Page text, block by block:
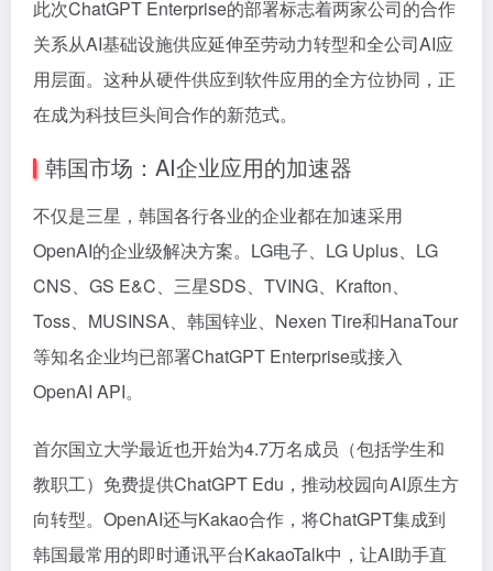
此次ChatGPT Enterprise的部署标志着两家公司的合作
关系从AI基础设施供应延伸至劳动力转型和全公司AI应
用层面。这种从硬件供应到软件应用的全方位协同，正
在成为科技巨头间合作的新范式。
韩国市场：AI企业应用的加速器
不仅是三星，韩国各行各业的企业都在加速采用
OpenAI的企业级解决方案。LG电子、LG Uplus、LG
CNS、GS E&C、三星SDS、TVING、Krafton、
Toss、MUSINSA、韩国锌业、Nexen Tire和HanaTour
等知名企业均已部署ChatGPT Enterprise或接入
OpenAI API。
首尔国立大学最近也开始为4.7万名成员（包括学生和
教职工）免费提供ChatGPT Edu，推动校园向AI原生方
向转型。OpenAI还与Kakao合作，将ChatGPT集成到
韩国最常用的即时通讯平台KakaoTalk中，让AI助手直